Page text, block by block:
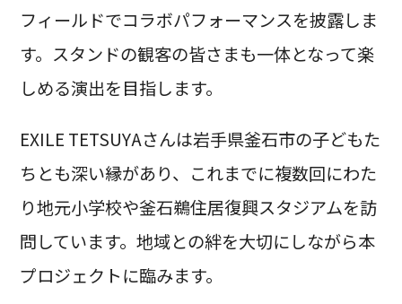
フィールドでコラボパフォーマンスを披露しま
す。スタンドの観客の皆さまも一体となって楽
しめる演出を目指します。
EXILE TETSUYAさんは岩手県釜石市の子どもた
ちとも深い縁があり、これまでに複数回にわた
り地元小学校や釜石鵜住居復興スタジアムを訪
問しています。地域との絆を大切にしながら本
プロジェクトに臨みます。